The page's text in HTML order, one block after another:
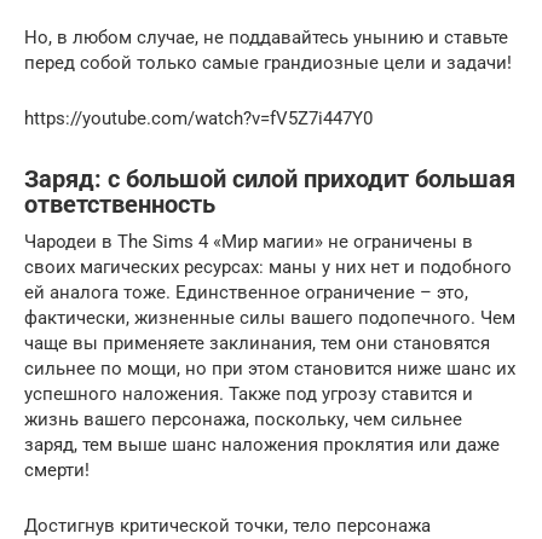
Но, в любом случае, не поддавайтесь унынию и ставьте
перед собой только самые грандиозные цели и задачи!
https://youtube.com/watch?v=fV5Z7i447Y0
Заряд: с большой силой приходит большая
ответственность
Чародеи в The Sims 4 «Мир магии» не ограничены в
своих магических ресурсах: маны у них нет и подобного
ей аналога тоже. Единственное ограничение – это,
фактически, жизненные силы вашего подопечного. Чем
чаще вы применяете заклинания, тем они становятся
сильнее по мощи, но при этом становится ниже шанс их
успешного наложения. Также под угрозу ставится и
жизнь вашего персонажа, поскольку, чем сильнее
заряд, тем выше шанс наложения проклятия или даже
смерти!
Достигнув критической точки, тело персонажа